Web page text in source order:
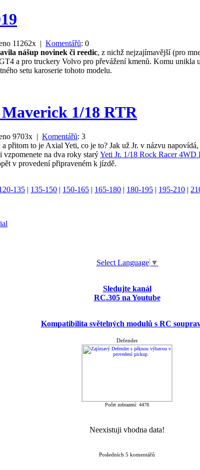
11262x | Komentářů: 0
nášup novinek či reedic, z nichž nejzajímavější (pro
a pro truckery Volvo pro převážení kmenů. Komu unikla
setu karoserie tohoto modelu.
1/18 RTR
9703x | Komentářů: 3
přitom to je Axial Yeti, co je to? Jak už Jr. v názvu
vzpomenete na dva roky starýYeti Jr. 1/18 Rock Racer 4WD
v provedení připraveném k jízdě.
135 | 135-150 | 150-165 | 165-180 | 180-195 | 195-210 |
Select Language ▼
Sledujte kanál
RC.305 na Youtube
Kompatibilita světelných modulů s RC
Defender
Počet zobrazení: 4478
Neexistuji vhodna data!
Posledních 5 komentářů